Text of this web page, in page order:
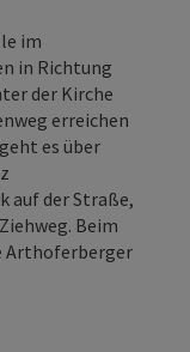
im
in Richtung
der Kirche
erreichen
es über
auf der Straße,
Beim
Arthoferberger